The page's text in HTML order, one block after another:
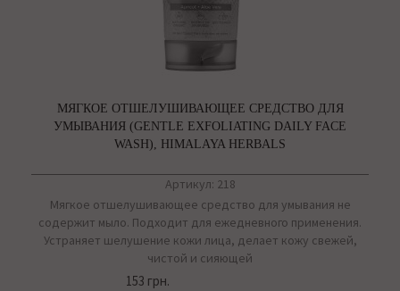
МЯГКОЕ ОТШЕЛУШИВАЮЩЕЕ СРЕДСТВО ДЛЯ
УМЫВАНИЯ (GENTLE EXFOLIATING DAILY FACE
WASH), HIMALAYA HERBALS
Артикул: 218
Мягкое отшелушивающее средство для умывания не
содержит мыло. Подходит для ежедневного применения.
Устраняет шелушение кожи лица, делает кожу свежей,
чистой и сияющей
153 грн.